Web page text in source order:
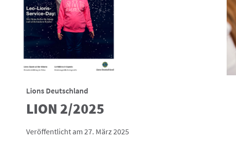
Lions Deutschland
LION 2/2025
Veröffentlicht am 27. März 2025